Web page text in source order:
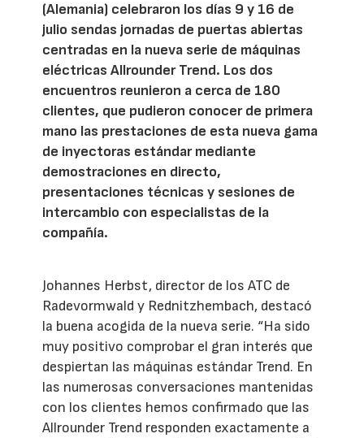
(Alemania) celebraron los días 9 y 16 de
julio sendas jornadas de puertas abiertas
centradas en la nueva serie de máquinas
eléctricas Allrounder Trend. Los dos
encuentros reunieron a cerca de 180
clientes, que pudieron conocer de primera
mano las prestaciones de esta nueva gama
de inyectoras estándar mediante
demostraciones en directo,
presentaciones técnicas y sesiones de
intercambio con especialistas de la
compañía.
Johannes Herbst, director de los ATC de
Radevormwald y Rednitzhembach, destacó
la buena acogida de la nueva serie. “Ha sido
muy positivo comprobar el gran interés que
despiertan las máquinas estándar Trend. En
las numerosas conversaciones mantenidas
con los clientes hemos confirmado que las
Allrounder Trend responden exactamente a